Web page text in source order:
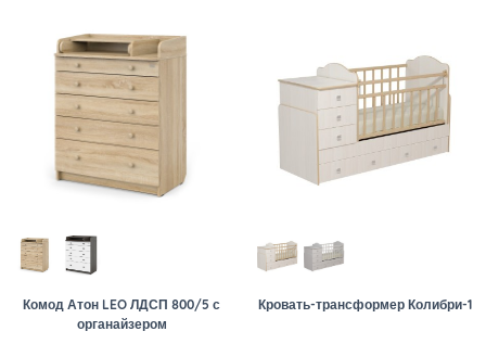
Комод Атон LEO ЛДСП 800/5 с
органайзером
Кровать-трансформер Колибри-1